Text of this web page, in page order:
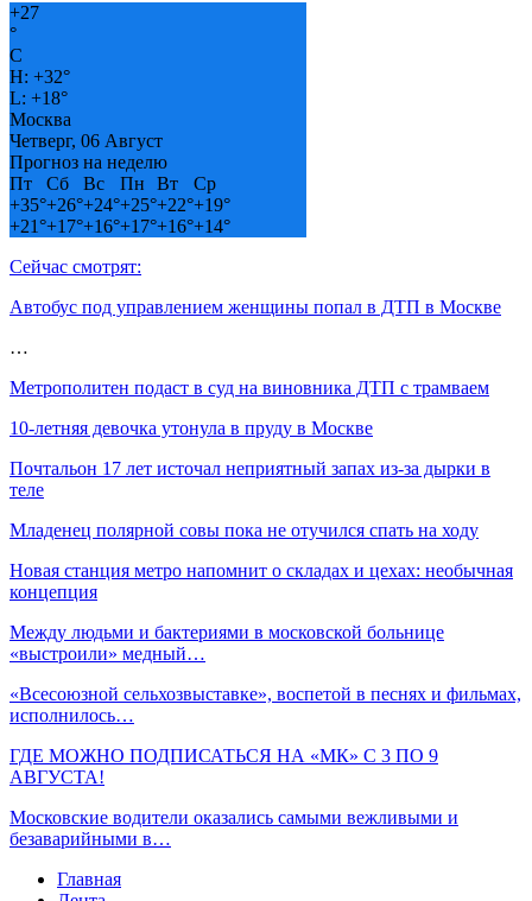
+27
°
C
H: +32°
L: +18°
Москва
Четверг, 06 Август
Прогноз на неделю
Пт
Сб Вс Пн Вт
Ср
+35°+26°+24°+25°+22°+19°
+21°+17°+16°+17°+16°+14°
Сейчас смотрят:
Автобус под управлением женщины попал в ДТП в Москве
…
Метрополитен подаст в суд на виновника ДТП с трамваем
10-летняя девочка утонула в пруду в Москве
Почтальон 17 лет источал неприятный запах из-за дырки в
теле
Младенец полярной совы пока не отучился спать на ходу
Новая станция метро напомнит о складах и цехах: необычная
концепция
Между людьми и бактериями в московской больнице
«выстроили» медный…
«Всесоюзной сельхозвыставке», воспетой в песнях и фильмах,
исполнилось…
ГДЕ МОЖНО ПОДПИСАТЬСЯ НА «МК» С 3 ПО 9
АВГУСТА!
Московские водители оказались самыми вежливыми и
безаварийными в…
Главная